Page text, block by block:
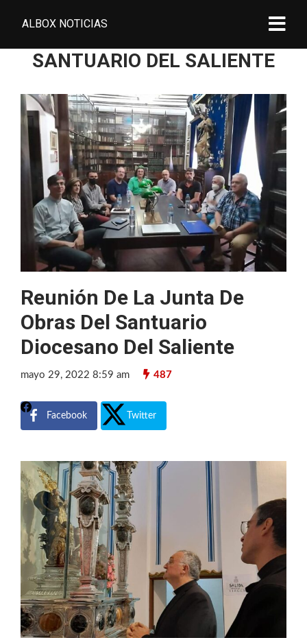
ALBOX NOTICIAS
SANTUARIO DEL SALIENTE
Reunión De La Junta De
Obras Del Santuario
Diocesano Del Saliente
mayo 29, 2022 8:59 am 487
Facebook Twitter